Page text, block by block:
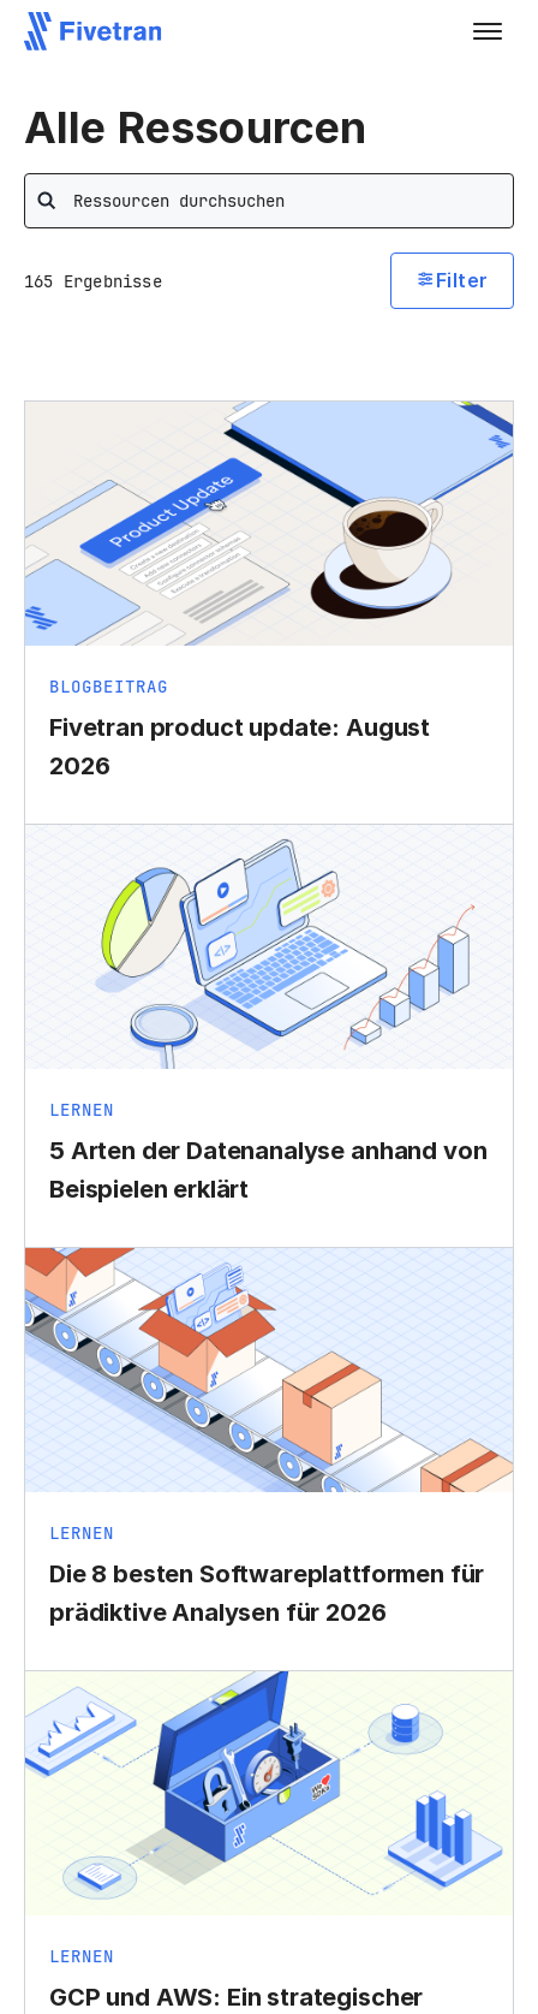
Alle Ressourcen
Search
Filter
165 Ergebnisse
BLOGBEITRAG
Fivetran product update: August
2026
LERNEN
5 Arten der Datenanalyse anhand von
Beispielen erklärt
LERNEN
Die 8 besten Softwareplattformen für
prädiktive Analysen für 2026
LERNEN
GCP und AWS: Ein strategischer